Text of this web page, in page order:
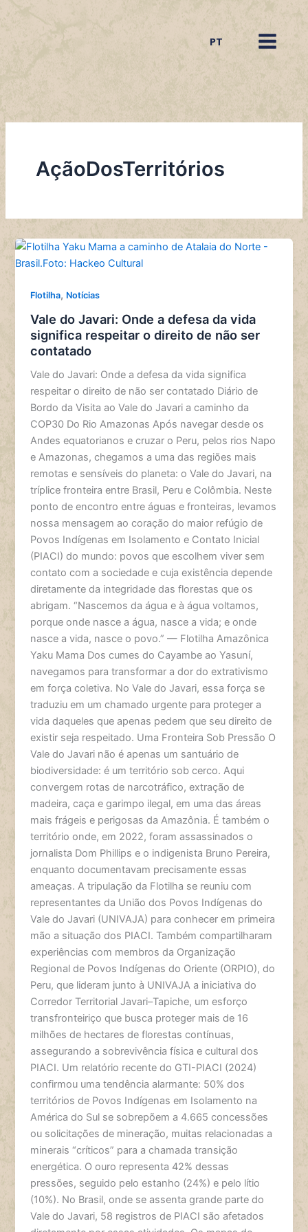
PT
AçãoDosTerritórios
Flotilha, Notícias
Vale do Javari: Onde a defesa da vida
significa respeitar o direito de não ser
contatado
Vale do Javari: Onde a defesa da vida significa
respeitar o direito de não ser contatado Diário de
Bordo da Visita ao Vale do Javari a caminho da
COP30 Do Rio Amazonas Após navegar desde os
Andes equatorianos e cruzar o Peru, pelos rios Napo
e Amazonas, chegamos a uma das regiões mais
remotas e sensíveis do planeta: o Vale do Javari, na
tríplice fronteira entre Brasil, Peru e Colômbia. Neste
ponto de encontro entre águas e fronteiras, levamos
nossa mensagem ao coração do maior refúgio de
Povos Indígenas em Isolamento e Contato Inicial
(PIACI) do mundo: povos que escolhem viver sem
contato com a sociedade e cuja existência depende
diretamente da integridade das florestas que os
abrigam. “Nascemos da água e à água voltamos,
porque onde nasce a água, nasce a vida; e onde
nasce a vida, nasce o povo.” — Flotilha Amazônica
Yaku Mama Dos cumes do Cayambe ao Yasuní,
navegamos para transformar a dor do extrativismo
em força coletiva. No Vale do Javari, essa força se
traduziu em um chamado urgente para proteger a
vida daqueles que apenas pedem que seu direito de
existir seja respeitado. Uma Fronteira Sob Pressão O
Vale do Javari não é apenas um santuário de
biodiversidade: é um território sob cerco. Aqui
convergem rotas de narcotráfico, extração de
madeira, caça e garimpo ilegal, em uma das áreas
mais frágeis e perigosas da Amazônia. É também o
território onde, em 2022, foram assassinados o
jornalista Dom Phillips e o indigenista Bruno Pereira,
enquanto documentavam precisamente essas
ameaças. A tripulação da Flotilha se reuniu com
representantes da União dos Povos Indígenas do
Vale do Javari (UNIVAJA) para conhecer em primeira
mão a situação dos PIACI. Também compartilharam
experiências com membros da Organização
Regional de Povos Indígenas do Oriente (ORPIO), do
Peru, que lideram junto à UNIVAJA a iniciativa do
Corredor Territorial Javari–Tapiche, um esforço
transfronteiriço que busca proteger mais de 16
milhões de hectares de florestas contínuas,
assegurando a sobrevivência física e cultural dos
PIACI. Um relatório recente do GTI-PIACI (2024)
confirmou uma tendência alarmante: 50% dos
territórios de Povos Indígenas em Isolamento na
América do Sul se sobrepõem a 4.665 concessões
ou solicitações de mineração, muitas relacionadas a
minerais “críticos” para a chamada transição
energética. O ouro representa 42% dessas
pressões, seguido pelo estanho (24%) e pelo lítio
(10%). No Brasil, onde se assenta grande parte do
Vale do Javari, 58 registros de PIACI são afetados